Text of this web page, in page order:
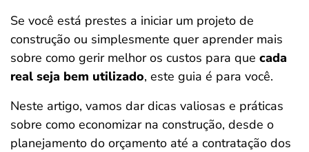
Se você está prestes a iniciar um projeto de
construção ou simplesmente quer aprender mais
sobre como gerir melhor os custos para que cada
real seja bem utilizado, este guia é para você.
Neste artigo, vamos dar dicas valiosas e práticas
sobre como economizar na construção, desde o
planejamento do orçamento até a contratação dos